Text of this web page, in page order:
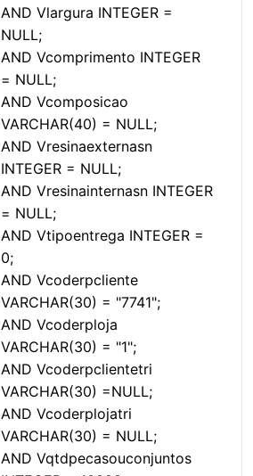
AND Vlargura INTEGER =
NULL;
AND Vcomprimento INTEGER
= NULL;
AND Vcomposicao
VARCHAR(40) = NULL;
AND Vresinaexternasn
INTEGER = NULL;
AND Vresinainternasn INTEGER
= NULL;
AND Vtipoentrega INTEGER =
0;
AND Vcoderpcliente
VARCHAR(30) = "7741";
AND Vcoderploja
VARCHAR(30) = "1";
AND Vcoderpclientetri
VARCHAR(30) =NULL;
AND Vcoderplojatri
VARCHAR(30) = NULL;
AND Vqtdpecasouconjuntos